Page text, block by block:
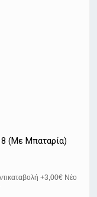
(Με Μπαταρία)
+3,00€ Νέο